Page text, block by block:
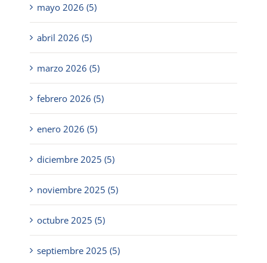
mayo 2026 (5)
abril 2026 (5)
marzo 2026 (5)
febrero 2026 (5)
enero 2026 (5)
diciembre 2025 (5)
noviembre 2025 (5)
octubre 2025 (5)
septiembre 2025 (5)